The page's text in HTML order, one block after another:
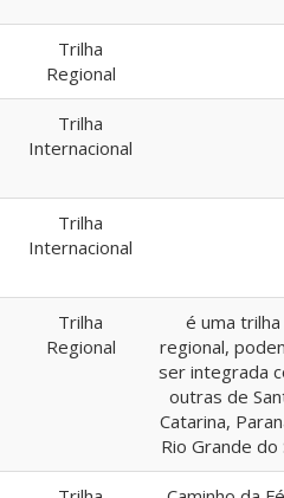
Trilha
Regional
Trilha
Internacional
Trilha
Internacional
Trilha
Regional
é uma trilha
regional,
ser integrada
outras de
Catarina,
Rio Grande do